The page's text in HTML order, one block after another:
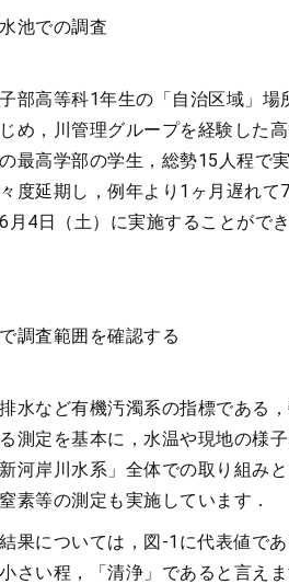
池での調査
部高等科1年生の「自治区域」
め，川管理グループを経験した
最高学部の学生，総勢15人程で
度延期し，例年より1ヶ月遅れ
月4日（土）に実施することができ
調査範囲を確認する
水など有機汚濁系の指標である
測定を基本に，水温や現地の様
河岸川水系」全体での取り組み
素等の測定も実施しています．
果については，図-1に代表値で
さい程，「清浄」であると言え